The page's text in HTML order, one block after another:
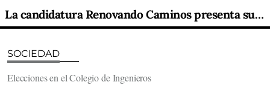
La candidatura Renovando Caminos presenta su plan para impulsar la ingeniería civil ante el crecimiento metropolitano de Madrid
SOCIEDAD
Elecciones en el Colegio de Ingenieros